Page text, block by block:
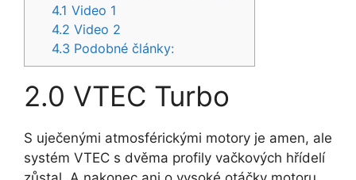
4.1 Video 1
4.2 Video 2
4.3 Podobné články:
2.0 VTEC Turbo
S uječenými atmosférickými motory je amen, ale
systém VTEC s dvěma profily vačkových hřídelí